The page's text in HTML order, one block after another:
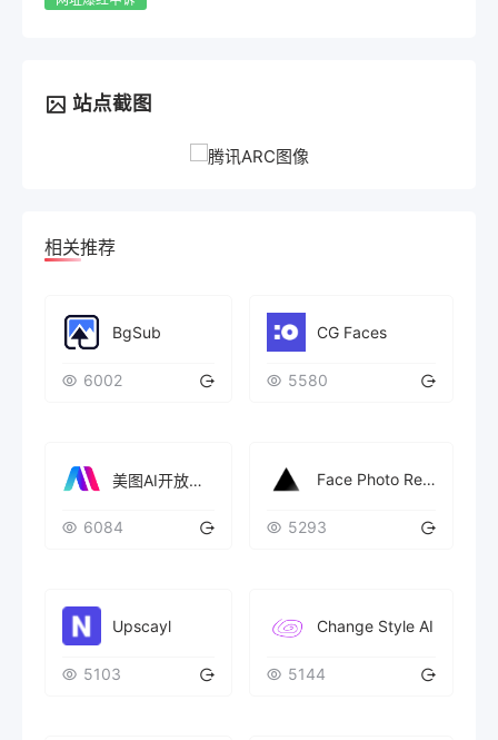
站点截图
相关推荐
BgSub
6002
CG Faces
5580
美图AI开放平台
6084
Face Photo Restorer
5293
Upscayl
5103
Change Style AI
5144